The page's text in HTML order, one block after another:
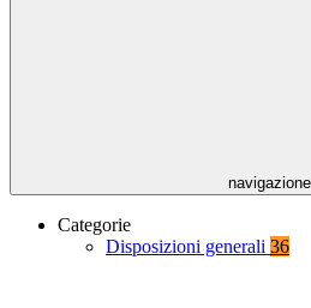
navigazione
Categorie
Disposizioni generali 36